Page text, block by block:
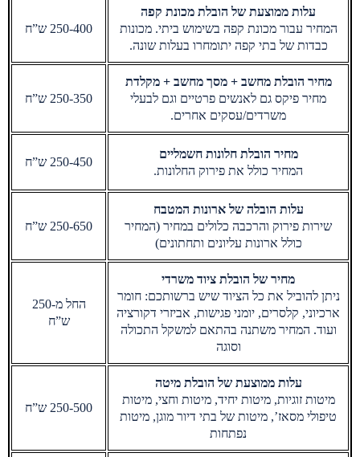
עלות ממוצעת של הובלת מכונת קפה
המחיר עבור מכונת קפה בשימוש ביתי. מכונות
כבדות של בתי קפה יתומחרו בעלות שונה.
250-400 ש”ח
מחיר הובלת מחשב + מסך מחשב + מקלדת
מחיר פיקס גם לאנשים פרטיים וגם לבעלי
משרדים/עסקים אחרים.
250-350 ש”ח
מחיר הובלת חלונות חשמליים
המחיר כולל את פירוק החלונות.
250-450 ש”ח
עלות הובלה של ארונות המטבח
שירות פירוק והרכבה כלולים במחיר (המחיר
כולל ארונות עליונים ותחתונים)
250-650 ש”ח
מחיר של הובלת ציוד משרדי
ניתן להוביל את כל הציוד שיש ברשותכם: חומר
ארכיוני, קלסרים, יומני פגישות, אביזרי דקורציה
ועוד. המחיר משתנה בהתאם למשקל התכולה
וסוגה
החל מ-250
ש”ח
עלות ממוצעת של הובלת מיטה
מיטות זוגיות, מיטות יחיד, מיטות וחצי, מיטות
טיפולי מסאז’, מיטות של בתי דיור מוגן, מיטות
נפתחות
250-500 ש”ח